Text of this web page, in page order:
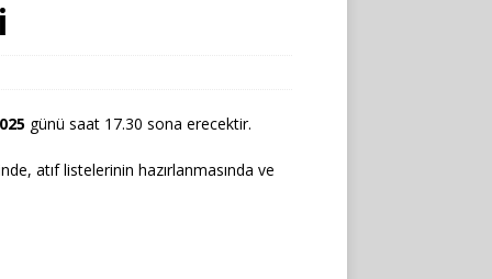
günü saat 17.30 sona erecektir.
atıf listelerinin hazırlanmasında ve